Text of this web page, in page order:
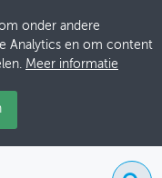
onder andere
Analytics en om content
Meer informatie